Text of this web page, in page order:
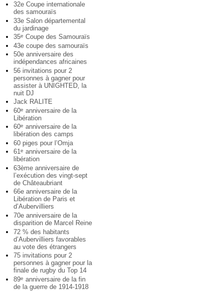
32e Coupe internationale
des samouraïs
33e Salon départemental
du jardinage
35e Coupe des Samouraïs
43e coupe des samouraïs
50e anniversaire des
indépendances africaines
56 invitations pour 2
personnes à gagner pour
assister à UNIGHTED, la
nuit DJ
Jack RALITE
60e anniversaire de la
Libération
60e anniversaire de la
libération des camps
60 piges pour l’Omja
61e anniversaire de la
libération
63ème anniversaire de
l’exécution des vingt-sept
de Châteaubriant
66e anniversaire de la
Libération de Paris et
d’Aubervilliers
70e anniversaire de la
disparition de Marcel Reine
72 % des habitants
d’Aubervilliers favorables
au vote des étrangers
75 invitations pour 2
personnes à gagner pour la
finale de rugby du Top 14
89e anniversaire de la fin
de la guerre de 1914-1918